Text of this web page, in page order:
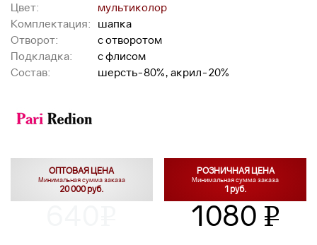
Цвет:
мультиколор
Комплектация:
шапка
Отворот:
с отворотом
Подкладка:
с флисом
Состав:
шерсть-80%, акрил-20%
ОПТОВАЯ ЦЕНА
Минимальная сумма заказа
20 000 руб.
РОЗНИЧНАЯ ЦЕНА
Минимальная сумма заказа
1 руб.
1080 v